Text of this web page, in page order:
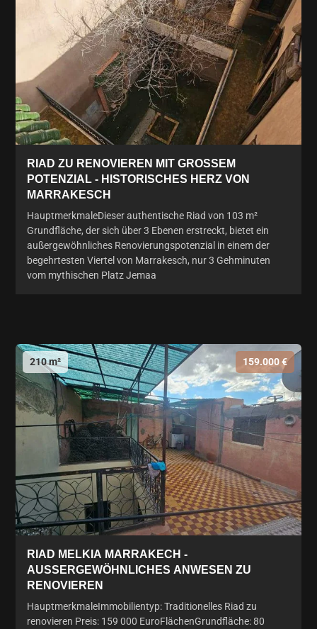
RIAD ZU RENOVIEREN MIT GROSSEM P
OTENZIAL - HISTORISCHES HERZ VON M
ARRAKESCH
HauptmerkmaleDieser authentische Riad von 103 m²
Grundfläche, der sich über 3 Ebenen erstreckt, bietet ein
außergewöhnliches Renovierungspotenzial in einem der
begehrtesten Viertel von Marrakesch, nur 3 Gehminuten
vom mythischen Platz Jemaa
210 m² 159.000 €
RIAD MELKIA MARRAKECH -
AUSSERGEWÖHNLICHES ANWESEN ZU R
ENOVIEREN
HauptmerkmaleImmobilientyp: Traditionelles Riad zu
renovieren Preis: 159 000 EuroFlächenGrundfläche: 80